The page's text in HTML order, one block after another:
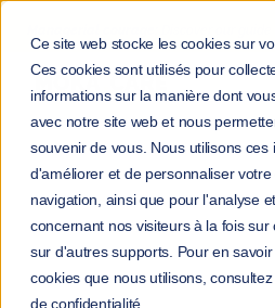
Ce site web stocke les cookies sur
Ces cookies sont utilisés pour
informations sur la manière dont
avec notre site web et nous
souvenir de vous. Nous utilisons ces
d'améliorer et de personnaliser
navigation, ainsi que pour l'analyse
concernant nos visiteurs à la fois sur
sur d'autres supports. Pour en
cookies que nous utilisons,
de confidentialité